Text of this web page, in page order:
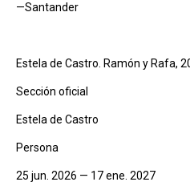
—Santander
Estela de Castro. Ramón y Rafa,
Sección oficial
Estela de Castro
Persona
25 jun. 2026 — 17 ene. 2027